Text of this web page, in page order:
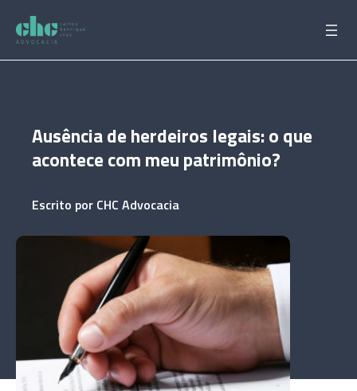
para
conteúdo
Ausência de herdeiros legais: o que
acontece com meu patrimônio?
Escrito por CHC Advocacia